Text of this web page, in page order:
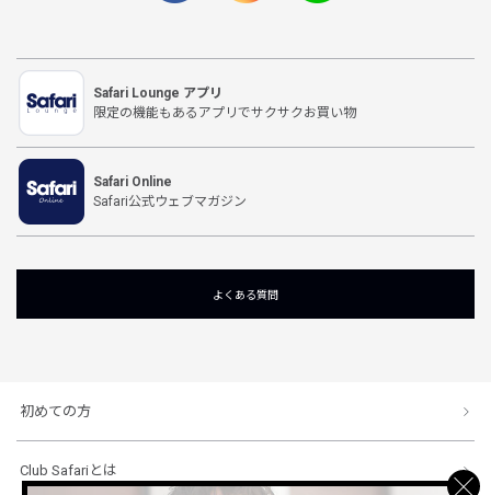
Safari Lounge アプリ
限定の機能もあるアプリでサクサクお買い物
Safari Online
Safari公式ウェブマガジン
よくある質問
初めての方
Club Safariとは